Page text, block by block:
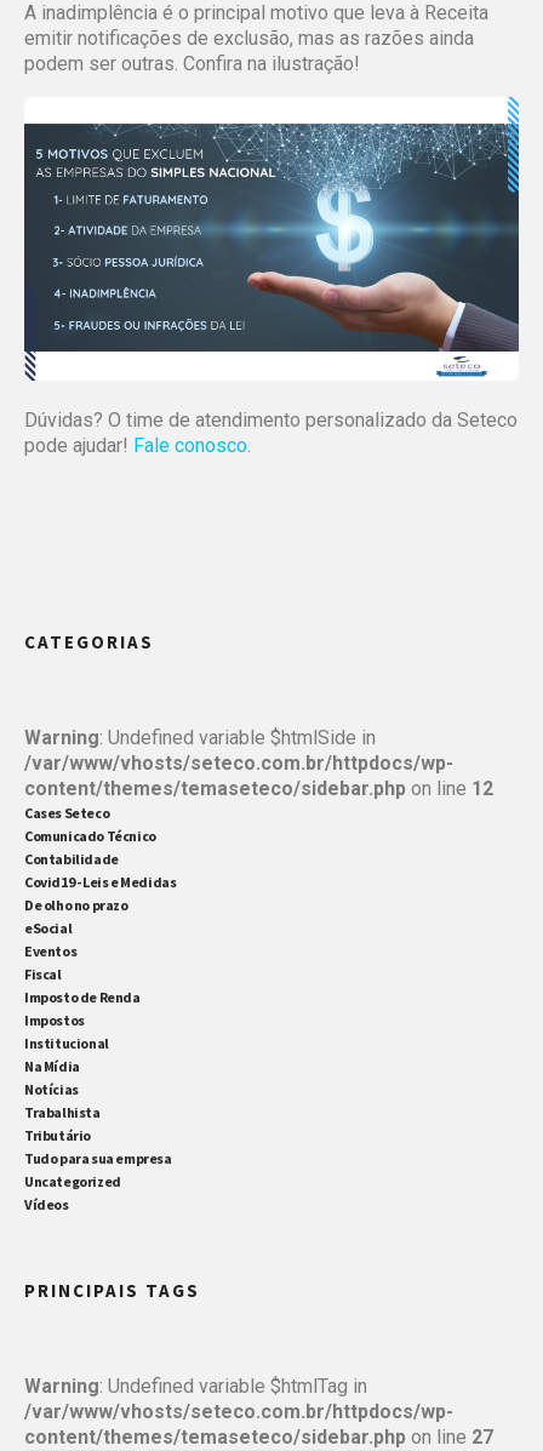
A inadimplência é o principal motivo que leva à Receita
emitir notificações de exclusão, mas as razões ainda
podem ser outras. Confira na ilustração!
Dúvidas? O time de atendimento personalizado da Seteco
pode ajudar! Fale conosco.
CATEGORIAS
Warning: Undefined variable $htmlSide in
/var/www/vhosts/seteco.com.br/httpdocs/wp-
content/themes/temaseteco/sidebar.php on line 12
Cases Seteco
Comunicado Técnico
Contabilidade
Covid19 - Leis e Medidas
De olho no prazo
eSocial
Eventos
Fiscal
Imposto de Renda
Impostos
Institucional
Na Mídia
Notícias
Trabalhista
Tributário
Tudo para sua empresa
Uncategorized
Vídeos
PRINCIPAIS TAGS
Warning: Undefined variable $htmlTag in
/var/www/vhosts/seteco.com.br/httpdocs/wp-
content/themes/temaseteco/sidebar.php on line 27